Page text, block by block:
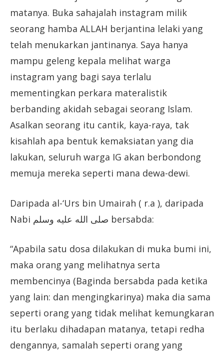
matanya. Buka sahajalah instagram milik
seorang hamba ALLAH berjantina lelaki yang
telah menukarkan jantinanya. Saya hanya
mampu geleng kepala melihat warga
instagram yang bagi saya terlalu
mementingkan perkara materalistik
berbanding akidah sebagai seorang Islam.
Asalkan seorang itu cantik, kaya-raya, tak
kisahlah apa bentuk kemaksiatan yang dia
lakukan, seluruh warga IG akan berbondong
memuja mereka seperti mana dewa-dewi.
Daripada al-‘Urs bin Umairah ( r.a ), daripada
Nabi صلى الله عليه وسلم bersabda:
“Apabila satu dosa dilakukan di muka bumi ini,
maka orang yang melihatnya serta
membencinya (Baginda bersabda pada ketika
yang lain: dan mengingkarinya) maka dia sama
seperti orang yang tidak melihat kemungkaran
itu berlaku dihadapan matanya, tetapi redha
dengannya, samalah seperti orang yang